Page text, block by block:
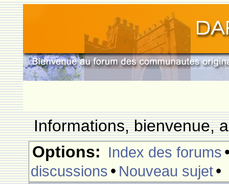
Informations, bienvenue,
Options: Index des forums
discussions • Nouveau sujet•